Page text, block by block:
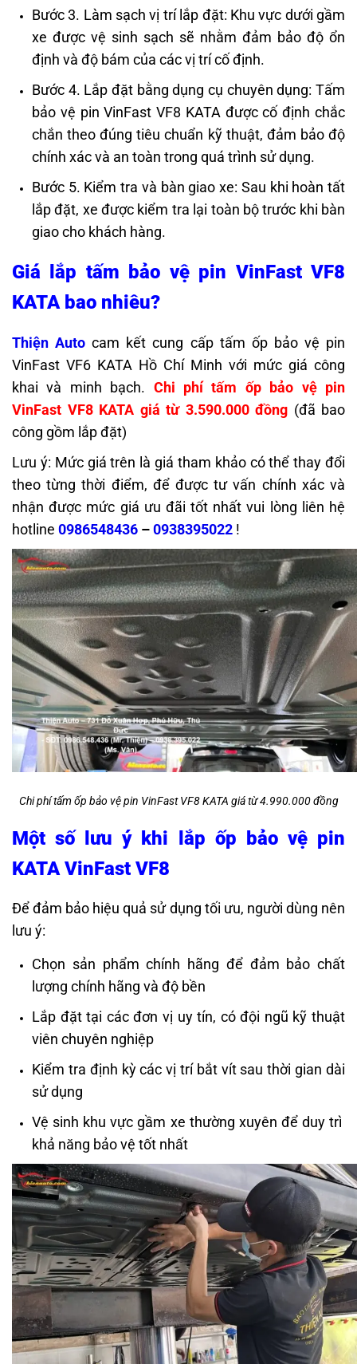
Bước 3. Làm sạch vị trí lắp đặt: Khu vực dưới gầm
xe được vệ sinh sạch sẽ nhằm đảm bảo độ ổn
định và độ bám của các vị trí cố định.
Bước 4. Lắp đặt bằng dụng cụ chuyên dụng: Tấm
bảo vệ pin VinFast VF8 KATA được cố định chắc
chắn theo đúng tiêu chuẩn kỹ thuật, đảm bảo độ
chính xác và an toàn trong quá trình sử dụng.
Bước 5. Kiểm tra và bàn giao xe: Sau khi hoàn tất
lắp đặt, xe được kiểm tra lại toàn bộ trước khi bàn
giao cho khách hàng.
Giá lắp tấm bảo vệ pin VinFast VF8
KATA bao nhiêu?
Thiện Auto cam kết cung cấp tấm ốp bảo vệ pin
VinFast VF6 KATA Hồ Chí Minh với mức giá công
khai và minh bạch. Chi phí tấm ốp bảo vệ pin
VinFast VF8 KATA giá từ 3.590.000 đồng (đã bao
công gồm lắp đặt)
Lưu ý: Mức giá trên là giá tham khảo có thể thay đổi
theo từng thời điểm, để được tư vấn chính xác và
nhận được mức giá ưu đãi tốt nhất vui lòng liên hệ
hotline 0986548436 –0938395022 !
Chi phí tấm ốp bảo vệ pin VinFast VF8 KATA giá từ 4.990.000 đồng
Một số lưu ý khi lắp ốp bảo vệ pin
KATA VinFast VF8
Để đảm bảo hiệu quả sử dụng tối ưu, người dùng nên
lưu ý:
Chọn sản phẩm chính hãng để đảm bảo chất
lượng chính hãng và độ bền
Lắp đặt tại các đơn vị uy tín, có đội ngũ kỹ thuật
viên chuyên nghiệp
Kiểm tra định kỳ các vị trí bắt vít sau thời gian dài
sử dụng
Vệ sinh khu vực gầm xe thường xuyên để duy trì
khả năng bảo vệ tốt nhất